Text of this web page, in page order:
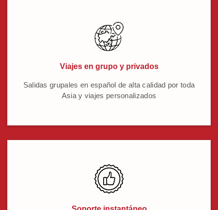
Viajes en grupo y privados
Salidas grupales en español de alta calidad por toda
Asia y viajes personalizados